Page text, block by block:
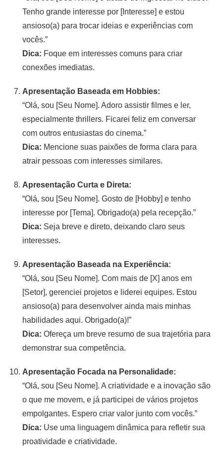
Tenho grande interesse por [Interesse] e estou
ansioso(a) para trocar ideias e experiências com
vocês.”
Dica: Foque em interesses comuns para criar
conexões imediatas.
Apresentação Baseada em Hobbies:
“Olá, sou [Seu Nome]. Adoro assistir filmes e ler,
especialmente thrillers. Ficarei feliz em conversar
com outros entusiastas do cinema.”
Dica: Mencione suas paixões de forma clara para
atrair pessoas com interesses similares.
Apresentação Curta e Direta:
“Olá, sou [Seu Nome]. Gosto de [Hobby] e tenho
interesse por [Tema]. Obrigado(a) pela recepção.”
Dica: Seja breve e direto, deixando claro seus
interesses.
Apresentação Baseada na Experiência:
“Olá, sou [Seu Nome]. Com mais de [X] anos em
[Setor], gerenciei projetos e liderei equipes. Estou
ansioso(a) para desenvolver ainda mais minhas
habilidades aqui. Obrigado(a)!”
Dica: Ofereça um breve resumo de sua trajetória para
demonstrar sua competência.
Apresentação Focada na Personalidade:
“Olá, sou [Seu Nome]. A criatividade e a inovação são
o que me movem, e já participei de vários projetos
empolgantes. Espero criar valor junto com vocês.”
Dica: Use uma linguagem dinâmica para refletir sua
proatividade e criatividade.